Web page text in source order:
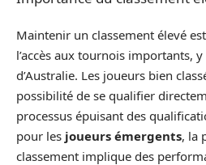
Maintenir un classement élevé
l’accès aux tournois importants,
d’Australie. Les joueurs bien
possibilité de se qualifier
processus épuisant des
pour les joueurs émergents, la
classement implique des